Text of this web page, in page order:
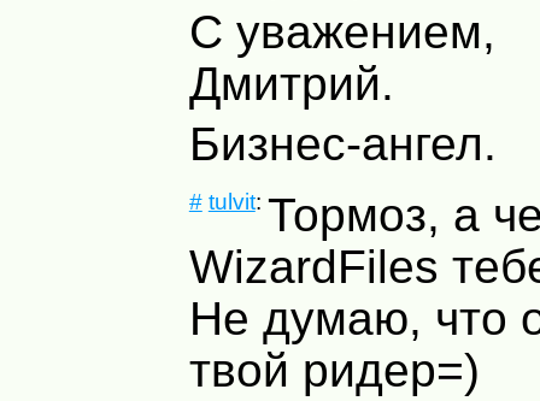
С уважением,
Дмитрий.
Бизнес-ангел.
# tulvit: Тормоз, а
WizardFiles
Не думаю, что
твой ридер=)